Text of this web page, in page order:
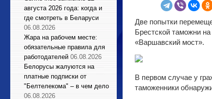
августа 2026 года: когда и
где смотреть в Беларуси
06.08.2026
Жара на рабочем месте:
обязательные правила для
работодателей 06.08.2026
Белорусы жалуются на
платные подписки от
"Белтелекома" – в чем дело
06.08.2026
Две попытки
Брестской таможни
«Варшавский мост».
В первом случае у
таможенники